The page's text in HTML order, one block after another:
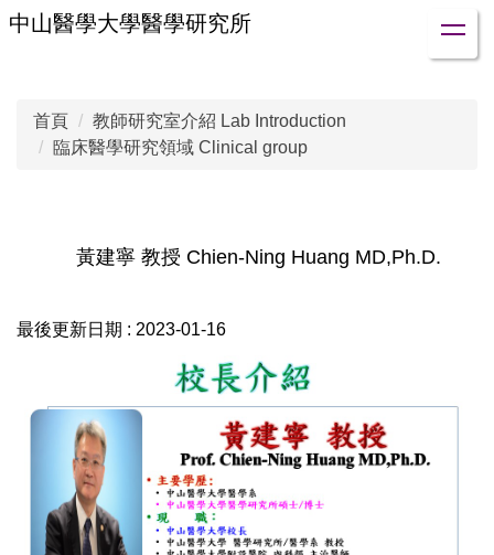
跳
中山醫學大學醫學研究所
首頁
教師研究室介紹 Lab Introduction
臨床醫學研究領域 Clinical group
黃建寧 教授 Chien-Ning Huang MD,Ph.D.
最後更新日期 : 2023-01-16